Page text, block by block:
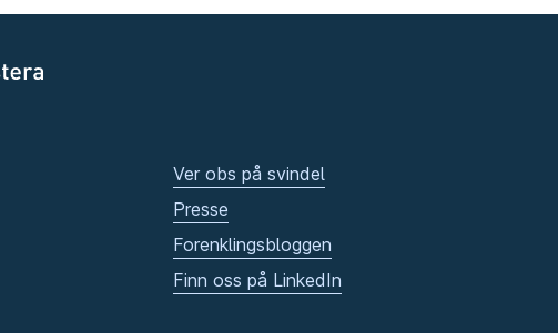
Ver obs på svindel
Presse
Forenklingsbloggen
Finn oss på LinkedIn